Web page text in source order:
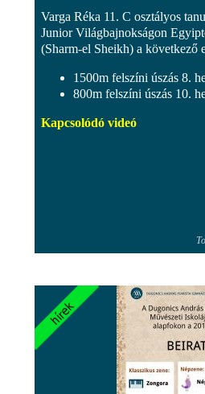
Varga Réka 11. C osztályos
Junior Világbajnokságon
(Sharm-el Sheikh) a következő
1500m felszíni úszás 8.
800m felszíni úszás 10.
Kapcsolódó videó